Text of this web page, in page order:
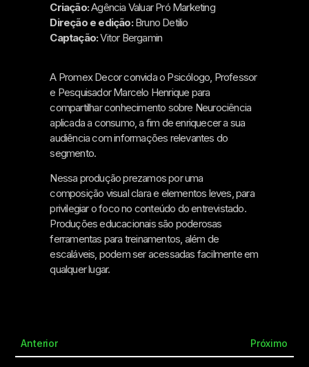
Criação:Agência Valuar Pró Marketing
Direção e edição:Bruno Detilio
Captação:Vitor Bergamin
A Promex Decor convida o Psicólogo, Professor
e Pesquisador Marcelo Henrique para
compartilhar conhecimento sobre Neurociência
aplicada a consumo, a fim de enriquecer a sua
audiência com informações relevantes do
segmento.
Nessa produção prezamos por uma
composição visual clara e elementos leves, para
privilegiar o foco no conteúdo do entrevistado.
Produções educacionais são poderosas
ferramentas para treinamentos, além de
escaláveis, podem ser acessadas facilmente em
qualquer lugar.
Anterior Próximo